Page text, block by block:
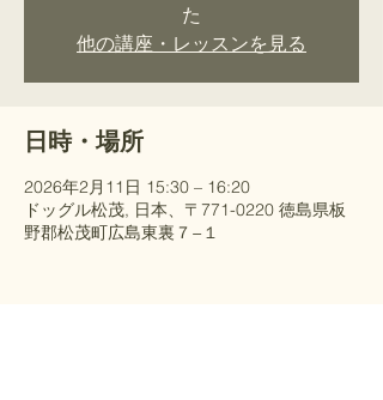
た
他の講座・レッスンを見る
日時・場所
2026年2月11日 15:30 – 16:20
ドッグル松茂, 日本、〒771-0220 徳島県板
野郡松茂町広島東裏７−１